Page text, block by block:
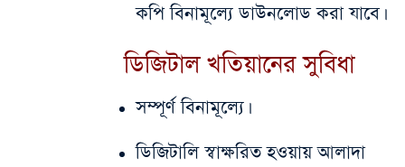
কপি বিনামূল্যে ডাউনলোড করা যাবে।
ডিজিটাল খতিয়ানের সুবিধা
সম্পূর্ণ বিনামূল্যে।
ডিজিটালি স্বাক্ষরিত হওয়ায় আলাদা